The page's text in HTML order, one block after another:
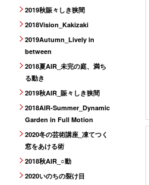
2019秋賑々しき狭間
2018Vision_Kakizaki
2019Autumn_Lively in
between
2018夏AIR_未完の庭、満ち
る動き
2019秋AIR_賑々しき狭間
2018AIR-Summer_Dynamic
Garden in Full Motion
2020冬の芸術講座_凍てつく
窓をあける術
2018秋AIR_○動
2020いのちの裂け目